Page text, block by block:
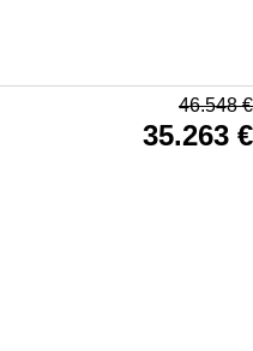
46.548€
35.263 €